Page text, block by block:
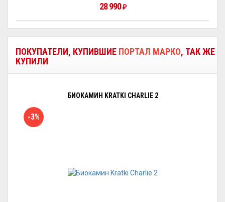
28 990₽
ПОКУПАТЕЛИ, КУПИВШИЕ ПОРТАЛ МАРКО, ТАК ЖЕ
КУПИЛИ
БИОКАМИН KRATKI CHARLIE 2
-3%